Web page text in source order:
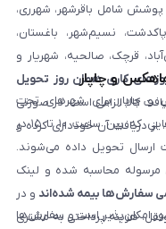
شامل باقرشهر، شهرری،
نسیم‌شهر، باغستان،
قرچک، صالحیه، شهریار و
کاری همان روز تحویل
کالا الزامی است. در صورتی
دریافت آن خودداری کرده و
و چاپار
و چاپار برای شهرهای تحت
پوشش این شرکت‌ها فراهم است. سفارش‌هایی که بین ساعت ۱۰ تا ۱۵ در
ارسال تحویل داده می‌شوند.
محاسبه شده و لینک
سفارش‌ها بیمه شده‌اند و در
هزینه پرداختی به مشتری
امکان‌پذیر است و سفارش‌ها